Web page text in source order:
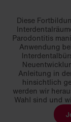
Diese
Parodontitis
Anwendung
Anleitung in
hinsichtlich
werden wir
Wahl sind und